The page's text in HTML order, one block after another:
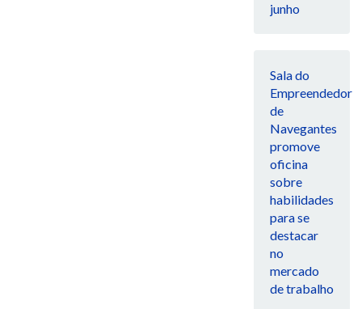
junho
Sala do
Empreendedor
de
Navegantes
promove
oficina
sobre
habilidades
para se
destacar
no
mercado
de trabalho